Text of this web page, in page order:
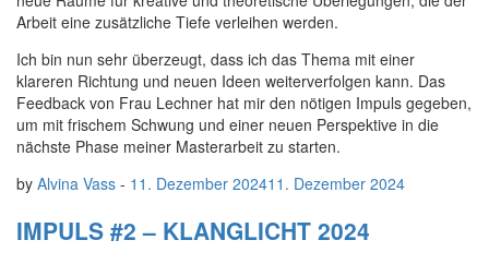
Arbeit eine zusätzliche Tiefe verleihen werden.
Ich bin nun sehr überzeugt, dass ich das Thema mit einer
klareren Richtung und neuen Ideen weiterverfolgen kann. Das
Feedback von Frau Lechner hat mir den nötigen Impuls gegeben,
um mit frischem Schwung und einer neuen Perspektive in die
nächste Phase meiner Masterarbeit zu starten.
by Alvina Vass - 11. Dezember 202411. Dezember 2024
IMPULS #2 – KLANGLICHT 2024